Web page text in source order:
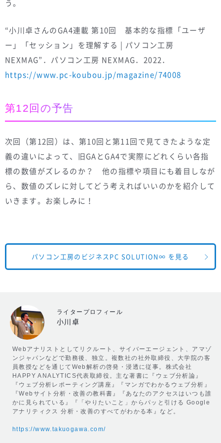
う。
“小川卓さんのGA4連載 第10回 基本的な指標「ユーザ
ー」「セッション」を理解する | パソコン工房
NEXMAG”．パソコン工房 NEXMAG．2022．
https://www.pc-koubou.jp/magazine/74008
第12回の予告
次回（第12回）は、第10回と第11回で見てきたような定
義の違いによって、旧GAとGA4で実際にどれくらい各指
標の数値がズレるのか？ 他の指標や項目にも着目しなが
ら、数値のズレに対してどう考えればいいのかを紹介して
いきます。お楽しみに！
パソコン工房のビジネスPC SOLUTION∞ を見る
ライタープロフィール
小川卓
Webアナリストとしてリクルート、サイバーエージェント、アマゾ
ンジャパンなどで勤務後、独立。複数社の社外取締役、大学院の客
員教授などを通じてWeb解析の啓発・浸透に従事。株式会社
HAPPY ANALYTICS代表取締役。主な著書に『ウェブ分析論』
『ウェブ分析レポーティング講座』『マンガでわかるウェブ分析』
『Webサイト分析・改善の教科書』『あなたのアクセスはいつも誰
かに見られている』『「やりたいこと」からパッと引ける Google
アナリティクス 分析・改善のすべてがわかる本』など。
https://www.takuogawa.com/